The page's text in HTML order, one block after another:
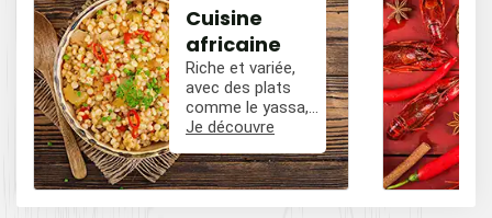
Cuisine
africaine
Riche et variée,
avec des plats
comme le yassa,
le poulet mafé, et
épicées avec du
poivre, du cumin,
et des piments.
Je découvre